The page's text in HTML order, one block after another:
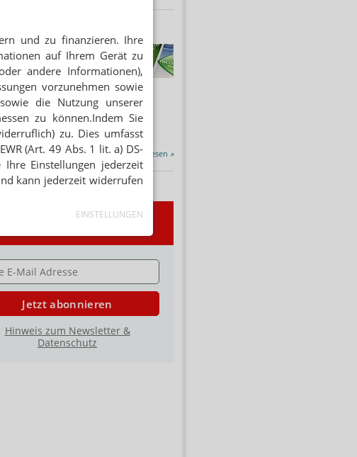
und zu finanzieren. Ihre
auf Ihrem Gerät zu
andere Informationen),
vorzunehmen sowie
die Nutzung unserer
zu können.Indem Sie
zu. Dies umfasst
(Art. 49 Abs. 1 lit. a) DS-
Einstellungen jederzeit
kann jederzeit widerrufen
EINSTELLUNGEN
auf Rezept
zur Tabakentwöhnung
den Kassen erstattet.
sind nikotinhaltige nicht
Präparate sowie...
Alle Porträts lesen »
Jetzt abonnieren
Hinweis zum Newsletter &
Datenschutz